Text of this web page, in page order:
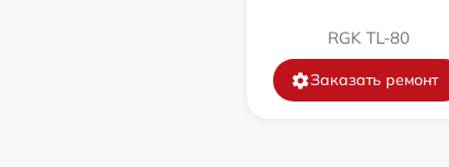
Восстановление после попадания
RGK TL-80
Заказать ремонт